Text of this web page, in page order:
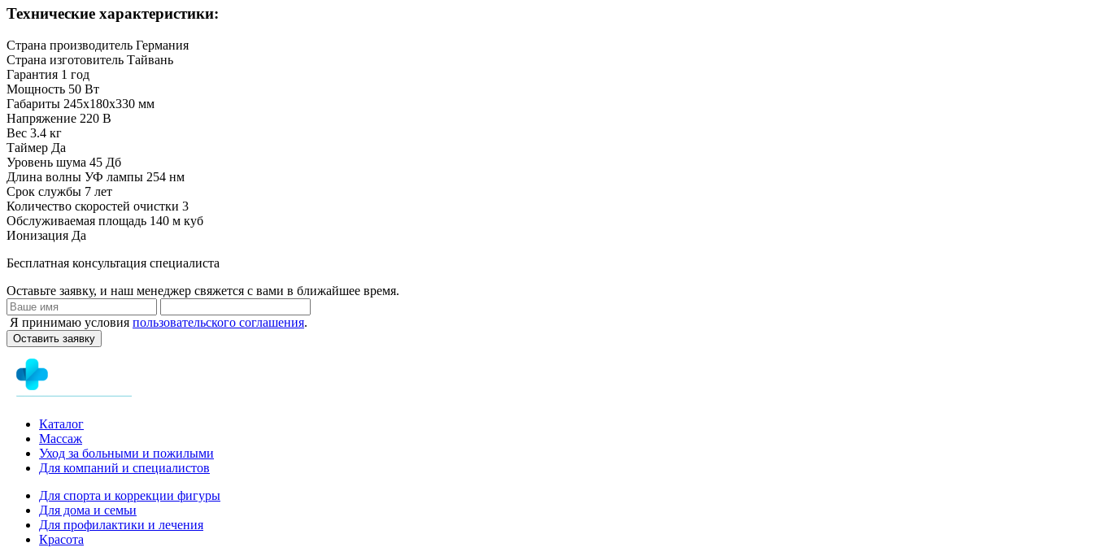
Технические характеристики:
Страна производитель Германия
Страна изготовитель Тайвань
Гарантия 1 год
Мощность 50 Вт
Габариты 245х180х330 мм
Напряжение 220 В
Вес 3.4 кг
Таймер Да
Уровень шума 45 Дб
Длина волны УФ лампы 254 нм
Срок службы 7 лет
Количество скоростей очистки 3
Обслуживаемая площадь 140 м куб
Ионизация Да
Бесплатная консультация специалиста
Оставьте заявку, и наш менеджер свяжется с вами в ближайшее время.
Я принимаю условия пользовательского соглашения.
Оставить заявку
Каталог
Массаж
Уход за больными и пожилыми
Для компаний и специалистов
Для спорта и коррекции фигуры
Для дома и семьи
Для профилактики и лечения
Красота